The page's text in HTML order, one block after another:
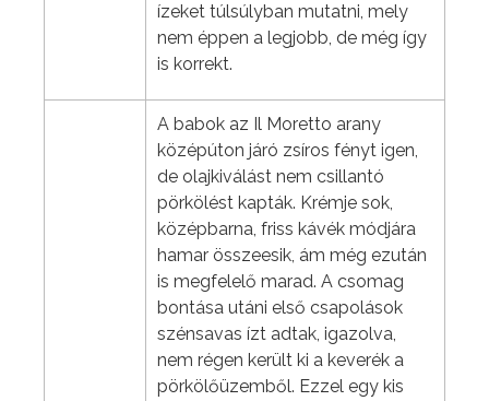
ízeket túlsúlyban mutatni, mely
nem éppen a legjobb, de még így
is korrekt.
A babok az Il Moretto arany
középúton járó zsíros fényt igen,
de olajkiválást nem csillantó
pörkölést kapták. Krémje sok,
középbarna, friss kávék módjára
hamar összeesik, ám még ezután
is megfelelő marad. A csomag
bontása utáni első csapolások
szénsavas ízt adtak, igazolva,
nem régen került ki a keverék a
pörkölőüzemből. Ezzel egy kis